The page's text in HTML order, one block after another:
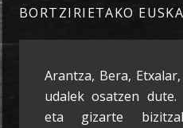
BORTZIRIETAKO
Arantza, Bera,
udalek osatzen
eta gizarte